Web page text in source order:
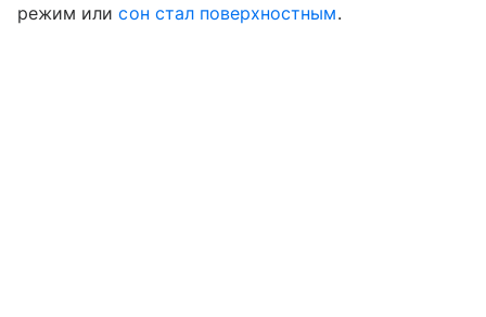
режим илисон стал поверхностным.